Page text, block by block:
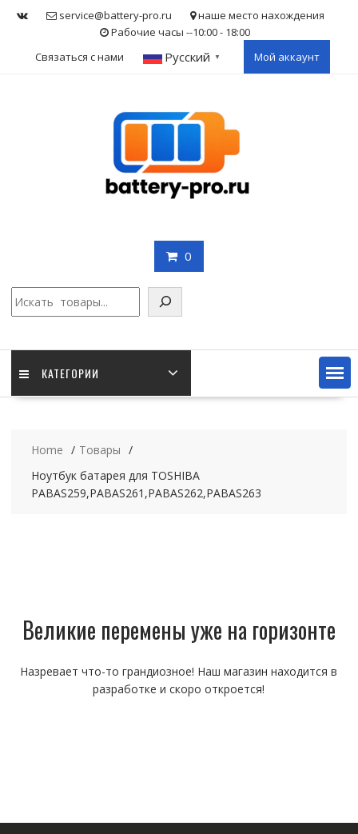
service@battery-pro.ru
наше место нахождения
Рабочие часы --10:00 - 18:00
Связаться с нами
Русский ▼ Мой аккаунт
0
КАТЕГОРИИ
Home
Товары
Ноутбук батарея для TOSHIBA
PABAS259,PABAS261,PABAS262,PABAS263
Великие перемены уже на горизонте
Назревает что-то грандиозное! Наш магазин находится в
разработке и скоро откроется!